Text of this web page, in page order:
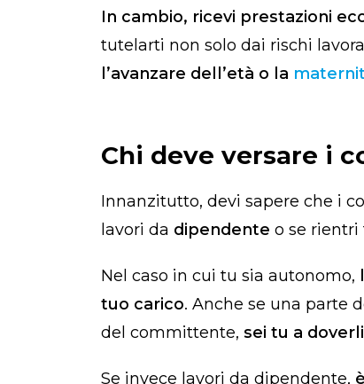
In cambio, ricevi prestazioni
tutelarti non solo dai rischi
l’avanzare dell’età o la
Chi deve versare i
Innanzitutto, devi sapere che i
lavori da dipendente o se rientri
Nel caso in cui tu sia autonomo,
tuo carico. Anche se una parte
del committente, sei tu a
Se invece lavori da dipendente,